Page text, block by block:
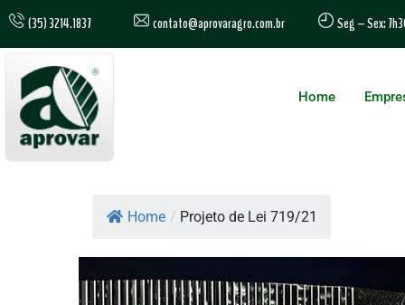
(35) 3214.1837 contato@aprovaragro.com.br Seg – Sex:
Home
Home / Projeto de Lei 719/21